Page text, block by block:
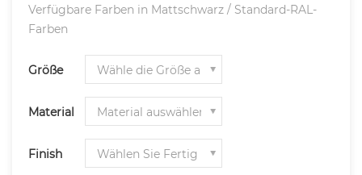
Verfügbare Farben in Mattschwarz / Standard-RAL-
Farben
Größe
Material
Finish